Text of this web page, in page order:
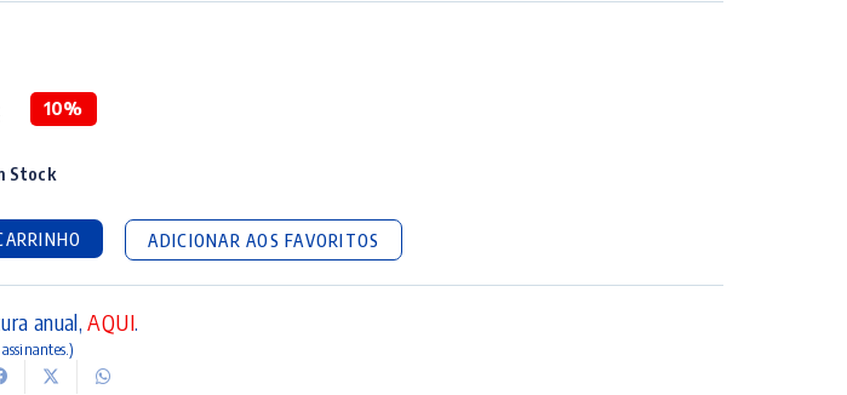
preço
original
era:
10,50 €.
preço
atual
é:
9,45 €.
10%
Stock
ADICIONAR AOS FAVORITOS
anual,AQUI.